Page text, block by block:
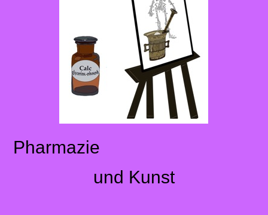
Pharmazie
und Kunst